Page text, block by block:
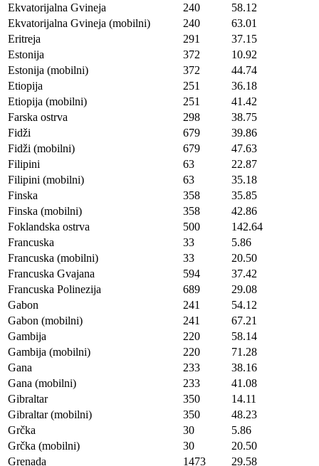
Ekvatorijalna Gvineja
240
58.12
Ekvatorijalna Gvineja (mobilni)
240
63.01
Eritreja
291
37.15
Estonija
372
10.92
Estonija (mobilni)
372
44.74
Etiopija
251
36.18
Etiopija (mobilni)
251
41.42
Farska ostrva
298
38.75
Fidži
679
39.86
Fidži (mobilni)
679
47.63
Filipini
63
22.87
Filipini (mobilni)
63
35.18
Finska
358
35.85
Finska (mobilni)
358
42.86
Foklandska ostrva
500
142.64
Francuska
33
5.86
Francuska (mobilni)
33
20.50
Francuska Gvajana
594
37.42
Francuska Polinezija
689
29.08
Gabon
241
54.12
Gabon (mobilni)
241
67.21
Gambija
220
58.14
Gambija (mobilni)
220
71.28
Gana
233
38.16
Gana (mobilni)
233
41.08
Gibraltar
350
14.11
Gibraltar (mobilni)
350
48.23
Grčka
30
5.86
Grčka (mobilni)
30
20.50
Grenada
1473
29.58